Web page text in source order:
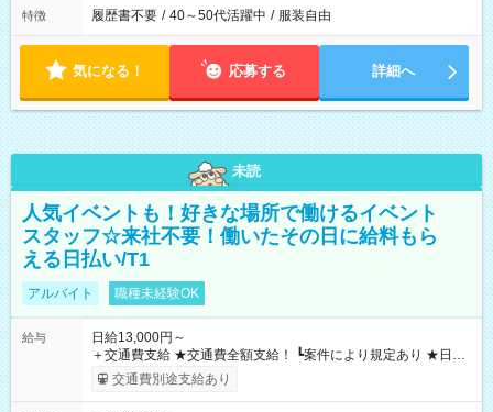
特徴 履歴書不要 / 40～50代活躍中 / 服装自由
気になる！ 応募する 詳細へ
未読
人気イベントも！好きな場所で働けるイベント
スタッフ☆来社不要！働いたその日に給料もら
える日払い/T1
アルバイト 職種未経験OK
給与
日給13,000円～
＋交通費支給 ★交通費全額支給！ ┗案件により規定あり ★日払
いOK！（規定あり） ┗働いたその日に現金GET♪ お仕事後はコ
ンビニATMから 日払い分を引き落とせます！ 【試用期間】試
交通費別途支給あり